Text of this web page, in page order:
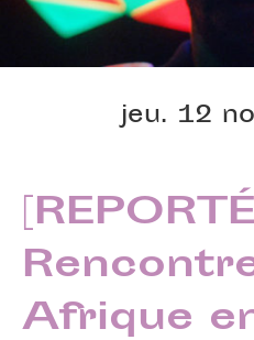
jeu. 12
Afrique